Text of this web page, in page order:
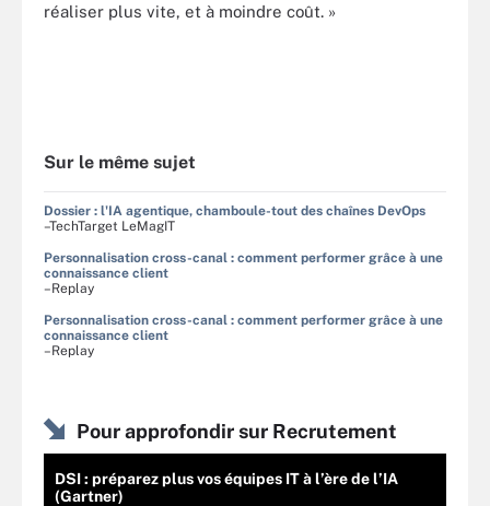
réaliser plus vite, et à moindre coût. »
Sur le même sujet
Dossier : l'IA agentique, chamboule-tout des chaînes DevOps
–TechTarget LeMagIT
Personnalisation cross-canal : comment performer grâce à une
connaissance client
–Replay
Personnalisation cross-canal : comment performer grâce à une
connaissance client
–Replay
Pour approfondir sur Recrutement
DSI : préparez plus vos équipes IT à l’ère de l’IA
(Gartner)